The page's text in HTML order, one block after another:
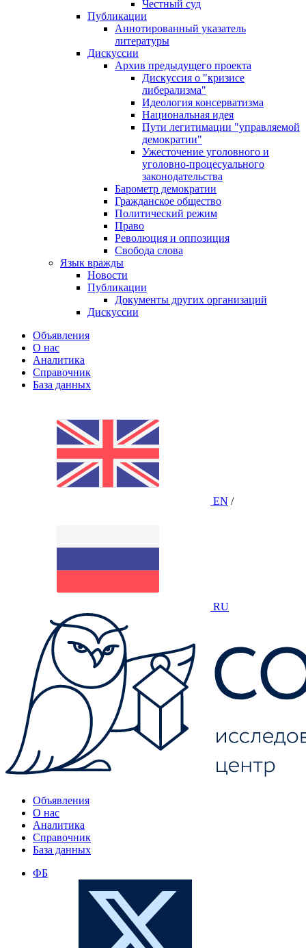
Честный суд
Публикации
Аннотированный указатель
литературы
Дискуссии
Архив предыдущего проекта
Дискуссия о "кризисе
либерализма"
Идеология консерватизма
Национальная идея
Пути легитимации "управляемой
демократии"
Ужесточение уголовного и
уголовно-процесуального
законодательства
Барометр демократии
Гражданское общество
Политический режим
Право
Революция и оппозиция
Свобода слова
Язык вражды
Новости
Публикации
Документы других организаций
Дискуссии
Объявления
О нас
Аналитика
Справочник
База данных
EN /
RU
Объявления
О нас
Аналитика
Справочник
База данных
ФБ